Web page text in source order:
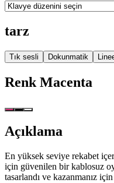
tarz
Tık sesli Dokunmatik
Renk Macenta
Açıklama
En yüksek seviye rekabet
için güvenilen bir kablosuz
tasarlandı ve kazanmanız